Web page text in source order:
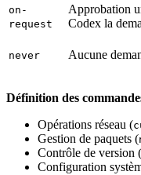
on-
request
Approbation
Codex la
never Aucune
Définition des
Opérations réseau (
Gestion de paquets (
Contrôle de version (
Configuration